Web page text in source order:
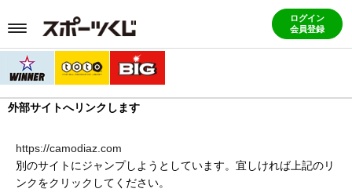
ログイン
会員登録
外部サイトへリンクします
https://camodiaz.com
別のサイトにジャンプしようとしています。宜しければ上記のリ
ンクをクリックしてください。